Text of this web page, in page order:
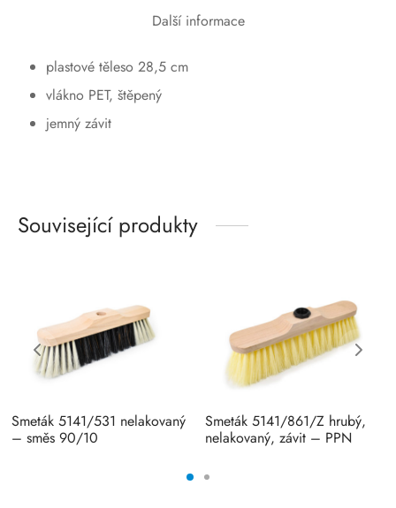
Další informace
plastové těleso 28,5 cm
vlákno PET, štěpený
jemný závit
Související produkty
Smeták 5141/531 nelakovaný
– směs 90/10
Smeták 5141/861/Z hrubý,
nelakovaný, závit – PPN